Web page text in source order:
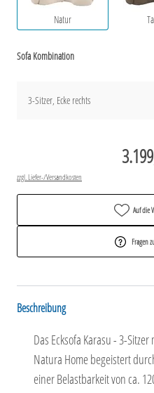
Natur
Sofa Kombination
3-Sitzer, Ecke rechts
zzgl. Liefer-/Versandkosten
Auf die
Fragen
Beschreibung
Das Ecksofa Karasu - 3-
Natura Home begeistert
einer Belastbarkeit von ca.